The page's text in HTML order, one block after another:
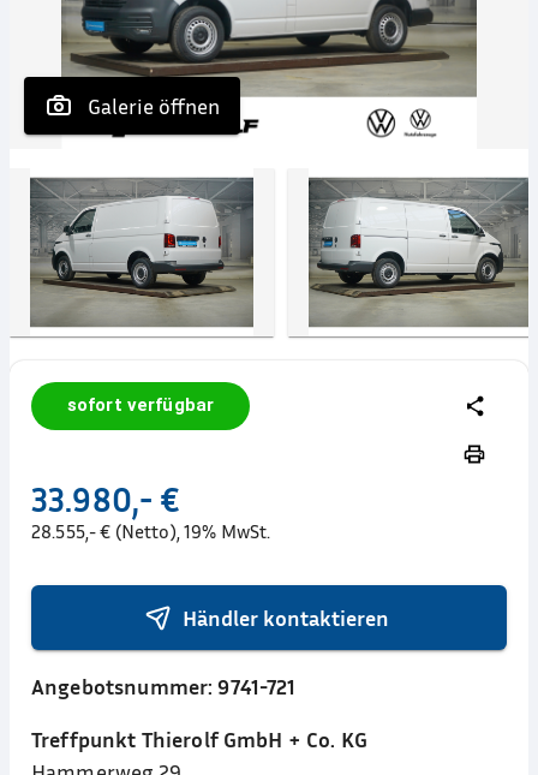
Galerie öffnen
sofort verfügbar
33.980,- €
28.555,- € (Netto), 19% MwSt.
Händler kontaktieren
Angebotsnummer:9741-721
Treffpunkt Thierolf GmbH + Co. KG